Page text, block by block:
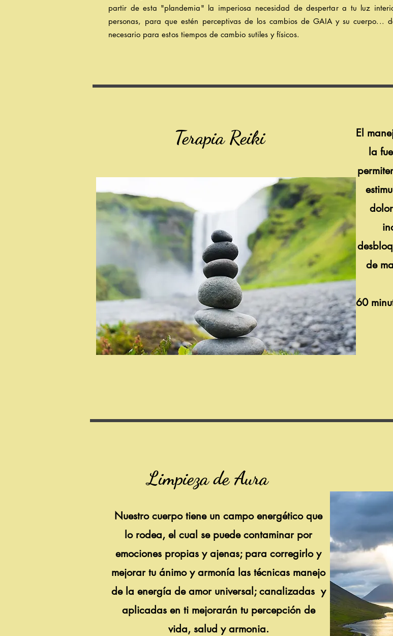
partir de esta "plandemia" la imperiosa necesidad de despertar a tu luz
personas, para queestén perceptivas de los cambios de GAIA y su cuerpo...
necesario para estos tiempos de cambiosutiles yfísicos.
Terapia Reiki
El
la
de
60
Limpieza de Aura
Nuestro cuerpo tiene un campo energético que
lo rodea, el cual se puede contaminar por
emociones propias y ajenas; para corregirlo y
mejorar tu ánimo y armonía las técnicas manejo
de la energía de amor universal; canalizadas y
aplicadas en ti mejorarán tu percepción de
vida, salud y armonia.